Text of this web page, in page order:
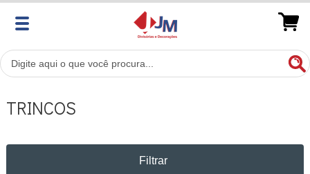
TRINCOS
Filtrar